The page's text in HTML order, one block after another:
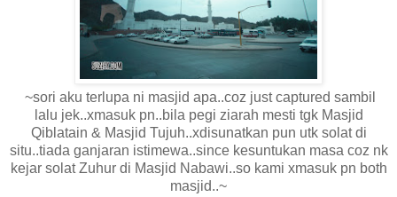
~sori aku terlupa ni masjid apa..coz just captured sambil
lalu jek..xmasuk pn..bila pegi ziarah mesti tgk Masjid
Qiblatain & Masjid Tujuh..xdisunatkan pun utk solat di
situ..tiada ganjaran istimewa..since kesuntukan masa coz nk
kejar solat Zuhur di Masjid Nabawi..so kami xmasuk pn both
masjid..~